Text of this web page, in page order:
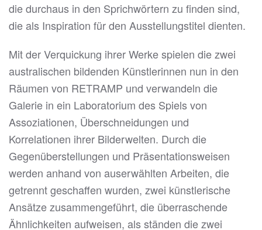
die durchaus in den Sprichwörtern zu finden sind,
die als Inspiration für den Ausstellungstitel dienten.
Mit der Verquickung ihrer Werke spielen die zwei
australischen bildenden Künstlerinnen nun in den
Räumen von RETRAMP und verwandeln die
Galerie in ein Laboratorium des Spiels von
Assoziationen, Überschneidungen und
Korrelationen ihrer Bilderwelten. Durch die
Gegenüberstellungen und Präsentationsweisen
werden anhand von auserwählten Arbeiten, die
getrennt geschaffen wurden, zwei künstlerische
Ansätze zusammengeführt, die überraschende
Ähnlichkeiten aufweisen, als ständen die zwei